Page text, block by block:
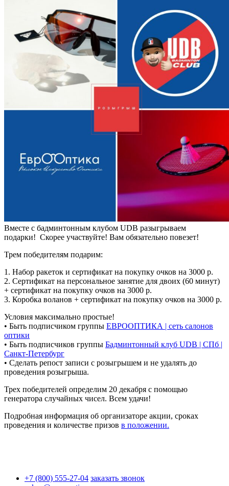
Вместе с бадминтонным клубом UDB разыгрываем
подарки! Скорее участвуйте! Вам обязательно повезет!
Трем победителям подарим:
1. Набор ракеток и сертификат на покупку очков на 3000 р.
2. Сертификат на персональное занятие для двоих (60 минут)
+ сертификат на покупку очков на 3000 р.
3. Коробка воланов + сертификат на покупку очков на 3000 р.
Условия максимально простые!
• Быть подписчиком группы ЕВРООПТИКА | сеть салонов
оптики
• Быть подписчиков группы Бадминтонный клуб UDB | СПб |
Санкт-Петербург
• Сделать репост записи с розыгрышем и не удалять до
проведения розыгрыша.
Трех победителей определим 20 декабря с помощью
генератора случайных чисел. Всем удачи!
Подробная информация об организаторе акции, сроках
проведения и количестве призов в положении.
+7 (800) 555-27-04 заказать звонок